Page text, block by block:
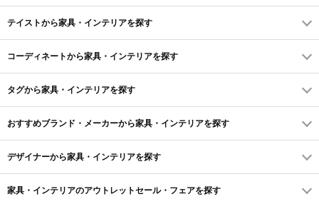
テイストから家具・インテリアを探す
コーディネートから家具・インテリアを探す
タグから家具・インテリアを探す
おすすめブランド・メーカーから家具・インテリアを探す
デザイナーから家具・インテリアを探す
家具・インテリアのアウトレットセール・フェアを探す